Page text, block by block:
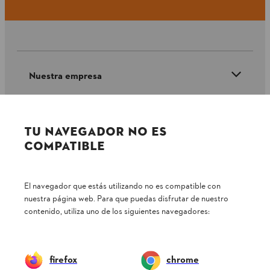
Nuestra empresa
Preguntas frecuentes
Contacto
Política tratamiento de datos personales
TU NAVEGADOR NO ES
COMPATIBLE
El navegador que estás utilizando no es compatible con
nuestra página web. Para que puedas disfrutar de nuestro
contenido, utiliza uno de los siguientes navegadores:
firefox chrome